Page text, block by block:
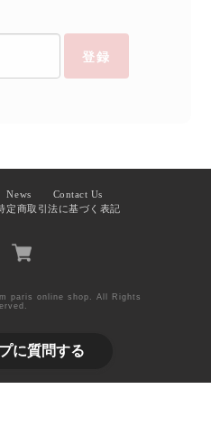
登録
News
Contact Us
定商取引法に基づく表記
paris online shop. All Rights
に質問する